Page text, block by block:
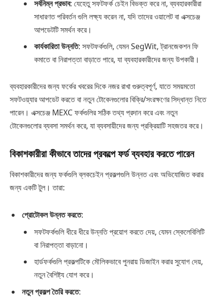
সর্বনিম্ন প্রভাব: যেহেতু সফটফর্ক চেইন বিভক্ত করে না, ব্যবহারকারীরা
সাধারণত পরিবর্তন গুলি লক্ষ্য করেন না, যদি তাদের ওয়ালেট বা এক্সচেঞ্জ
আপডেটটি সমর্থন করে।
কার্যকারিতা উন্নতি: সফটফর্কগুলি, যেমন SegWit, ট্রানজেকশন ফি
কমাতে বা নিরাপত্তা বাড়াতে পারে, যা ব্যবহারকারীদের জন্য উপকারী।
ব্যবহারকারীদের জন্য ফর্কের খবরের দিকে নজর রাখা গুরুত্বপূর্ণ, যাতে সময়মতো
সফটওয়্যার আপডেট করতে বা নতুন টোকেনগুলোর বিক্রি/সংরক্ষণের সিদ্ধান্ত নিতে
পারেন। এক্সচেঞ্জ MEXC ফর্কগুলির সঠিক তথ্য প্রদান করে এবং নতুন
টোকেনগুলোর ব্যবসা সমর্থন করে, যা ব্যবসায়ীদের জন্য প্রক্রিয়াটি সহজতর করে।
বিকাশকারীরা কীভাবে তাদের প্রকল্পে ফর্ড ব্যবহার করতে পারেন
বিকাশকারীদের জন্য ফর্কগুলি ব্লকচেইন প্রকল্পগুলি উন্নত এবং অভিযোজিত করার
জন্য একটি টুল। তারা:
প্রোটোকল উন্নত করতে:
সফটফর্কগুলি ধীরে ধীরে উন্নতি প্রয়োগ করতে দেয়, যেমন স্কেলেবিলিটি
বা নিরাপত্তা বাড়ানো।
হার্ডফর্কগুলি প্রকল্পটিকে মৌলিকভাবে পুনরায় ডিজাইন করার সুযোগ দেয়,
নতুন বৈশিষ্ট্য যোগ করে।
নতুন প্রকল্প তৈরি করতে: